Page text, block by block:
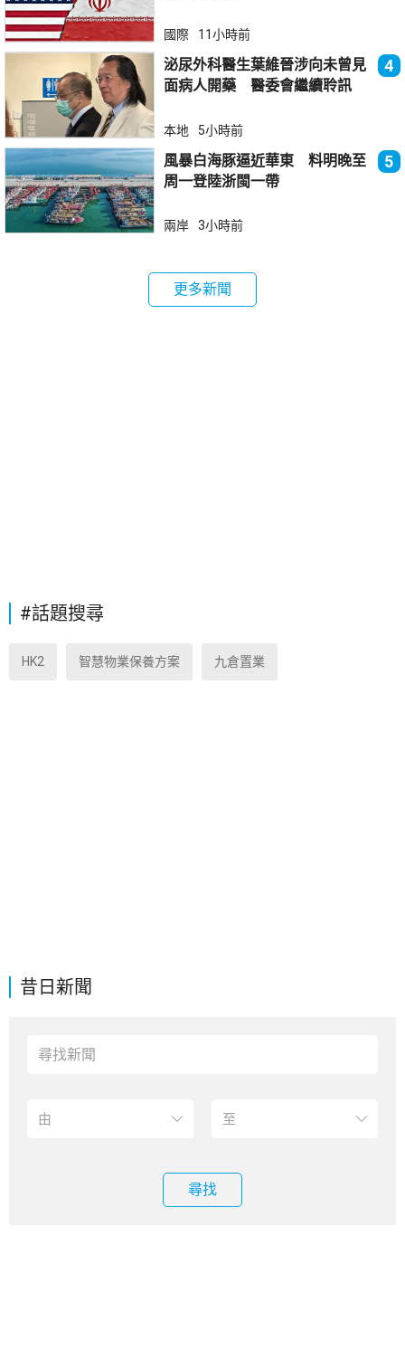
昔日新聞
尋找
國際 11小時前
泌尿外科醫生葉維晉涉向未曾見
面病人開藥 醫委會繼續聆訊
4
本地 5小時前
風暴白海豚逼近華東 料明晚至
周一登陸浙閩一帶
5
兩岸 3小時前
更多新聞
#話題搜尋
HK2 智慧物業保養方案 九倉置業